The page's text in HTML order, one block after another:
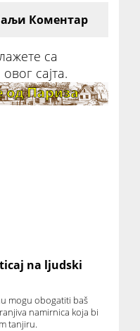
Коментар
са
овог сајта.
na ljudski
mogu obogatiti baš
namirnica koja bi
tanjiru.